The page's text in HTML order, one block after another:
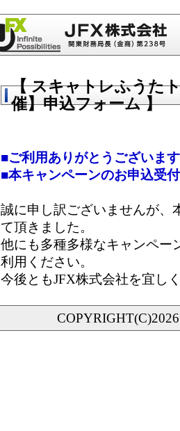
【 スキャトレふうた
催】申込フォーム 】
■ご利用ありがとうございま
■本キャンペーンのお申込受
誠に申し訳ございませんが、
て頂きました。
他にも多種多様なキャンペー
利用ください。
今後ともJFX株式会社を宜し